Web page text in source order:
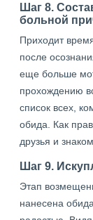
Шаг 8.
больной
Приходит
после
еще больше
прохождению
список всех,
обида. Как
друзья и
Шаг 9.
Этап
нанесена